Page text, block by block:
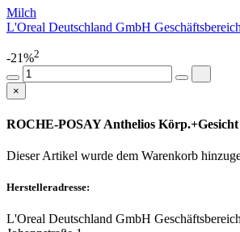
Milch
L'Oreal Deutschland GmbH
-21%2
×
ROCHE-POSAY Anthelios
Dieser Artikel wurde dem Warenkorb
Herstelleradresse:
L'Oreal Deutschland GmbH